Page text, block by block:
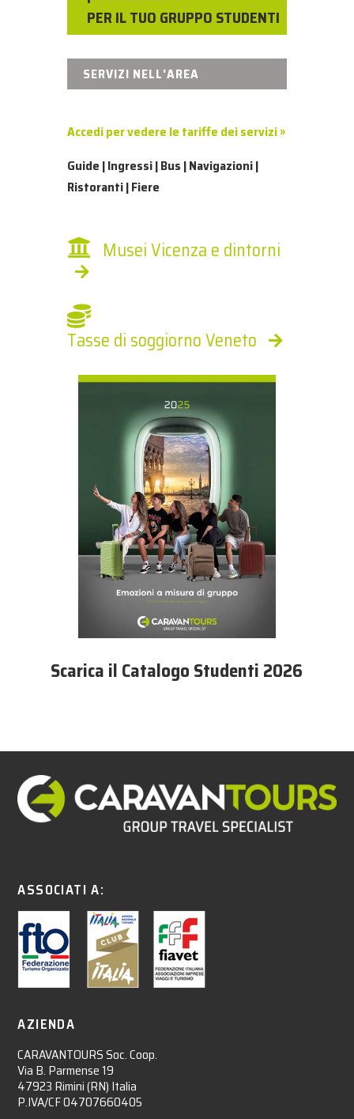
PER IL TUO GRUPPO STUDENTI
SERVIZI NELL'AREA
Accedi per vedere le tariffe dei servizi »
Guide | Ingressi | Bus | Navigazioni |
Ristoranti | Fiere
Musei Vicenza e dintorni
Tasse di soggiorno Veneto
Scarica il Catalogo Studenti 2026
ASSOCIATI A:
AZIENDA
CARAVANTOURS Soc. Coop.
Via B. Parmense 19
47923 Rimini (RN) Italia
P.IVA/CF 04707660405